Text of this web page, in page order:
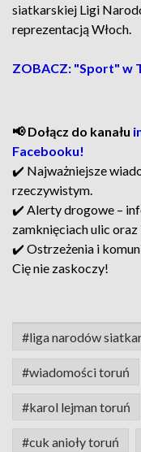
siatkarskiej Ligi
reprezentacją Włoch.
ZOBACZ: "Sport" w
📢 Dołącz do kanału
Facebooku!
✔️ Najważniejsze
rzeczywistym.
✔️ Alerty drogowe –
zamknięciach ulic
✔️ Ostrzeżenia i
Cię nie zaskoczy!
#liga narodów
#wiadomości toruń
#karol lejman toruń
#cuk anioły toruń